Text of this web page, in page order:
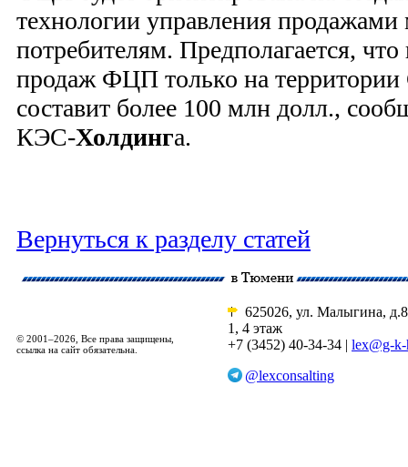
технологии управления
потребителям. Предполагается,
продаж ФЦП только на территории
составит более 100 млн долл.,
КЭС-Холдинга.
Вернуться к разделу статей
© 2001–2026, Все права защищены,
ссылка на сайт обязательна.
625026, ул. Малыгина,
1, 4 этаж
+7 (3452) 40-34-34 | lex@g-
@lexconsalting